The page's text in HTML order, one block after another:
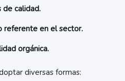
calidad.
referente en el sector.
orgánica.
diversas formas: